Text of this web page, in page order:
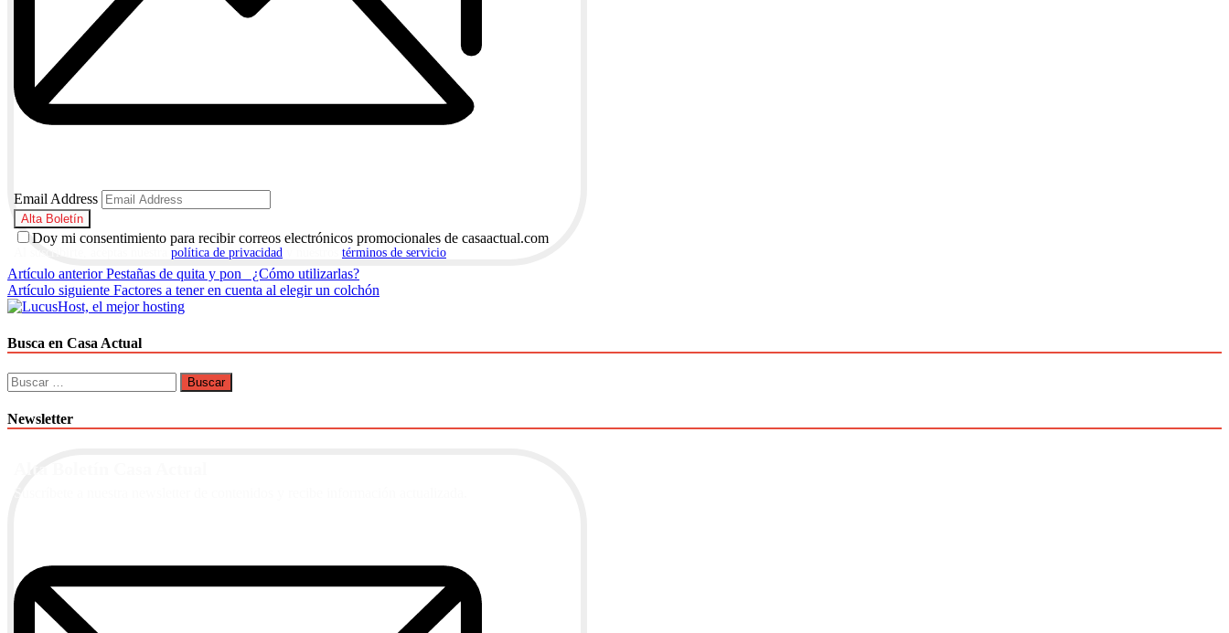
Email Address
Doy mi consentimiento para recibir correos electrónicos promocionales de casaactual.com
política de privacidad términos de servicio
Navegación
de
Artículo anterior Pestañas de quita y pon ¿Cómo utilizarlas?
Artículo siguiente Factores a tener en cuenta al elegir un colchón
Busca en Casa Actual
Buscar:
Newsletter